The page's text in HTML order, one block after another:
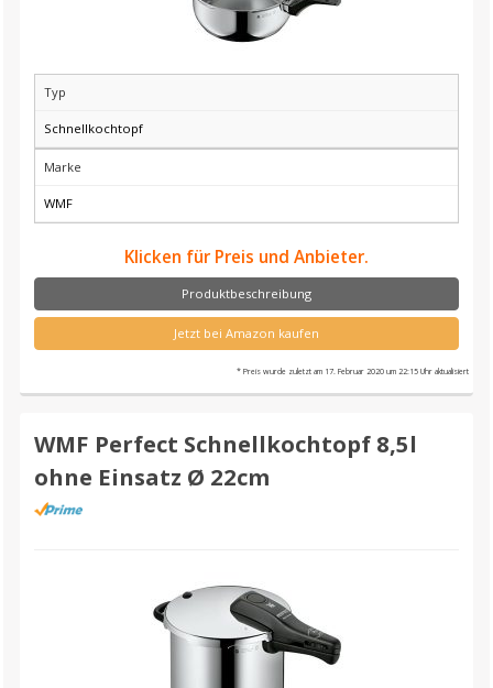
Typ
Schnellkochtopf
Marke
WMF
Klicken für Preis und Anbieter.
Produktbeschreibung
Jetzt bei Amazon kaufen
* Preis wurde zuletzt am 17. Februar 2020 um 22:15 Uhr aktualisiert
WMF Perfect Schnellkochtopf 8,5l
ohne Einsatz Ø 22cm